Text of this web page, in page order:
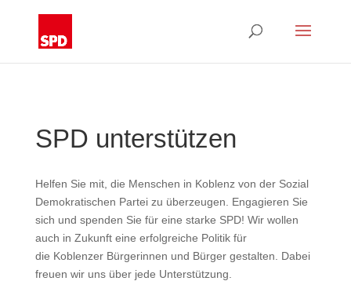
SPD unterstützen
Helfen Sie mit, die Menschen in Koblenz von der Sozial
Demokratischen Partei zu überzeugen. Engagieren Sie
sich und spenden Sie für eine starke SPD! Wir wollen
auch in Zukunft eine erfolgreiche Politik für
die Koblenzer Bürgerinnen und Bürger gestalten. Dabei
freuen wir uns über jede Unterstützung.